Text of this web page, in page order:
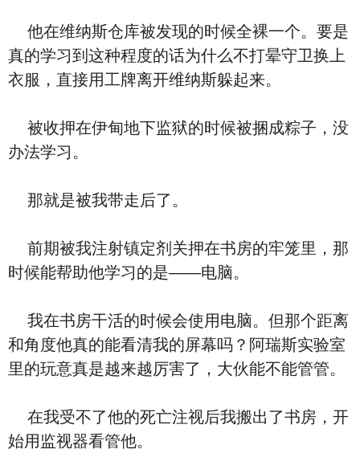
他在维纳斯仓库被发现的时候全裸一个。要是
真的学习到这种程度的话为什么不打晕守卫换上
衣服，直接用工牌离开维纳斯躲起来。
被收押在伊甸地下监狱的时候被捆成粽子，没
办法学习。
那就是被我带走后了。
前期被我注射镇定剂关押在书房的牢笼里，那
时候能帮助他学习的是——电脑。
我在书房干活的时候会使用电脑。但那个距离
和角度他真的能看清我的屏幕吗？阿瑞斯实验室
里的玩意真是越来越厉害了，大伙能不能管管。
在我受不了他的死亡注视后我搬出了书房，开
始用监视器看管他。